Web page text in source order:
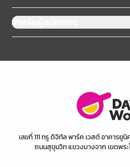
สำหรับผู้สมัครงาน
เลขที่ 111 ทรู ดิจิทัล พาร์ค เวสต์ อาคารยู
ถนนสุขุมวิท แขวงบางจาก เขตพร